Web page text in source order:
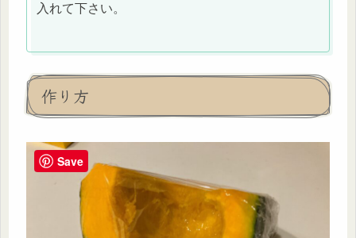
入れて下さい。
作り方
Save